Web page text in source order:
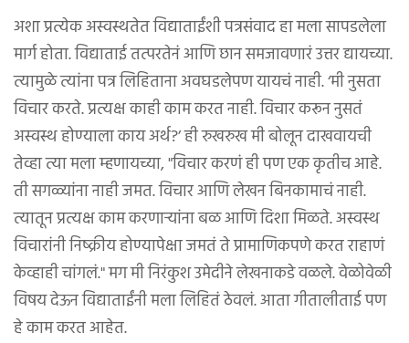
अशा प्रत्येक अस्वस्थतेत विद्याताईंशी पत्रसंवाद हा मला सापडलेला
मार्ग होता. विद्याताई तत्परतेनं आणि छान समजावणारं उत्तर द्यायच्या.
त्यामुळे त्यांना पत्र लिहिताना अवघडलेपण यायचं नाही. ‘मी नुसता
विचार करते. प्रत्यक्ष काही काम करत नाही. विचार करून नुसतं
अस्वस्थ होण्याला काय अर्थ?’ ही रुखरुख मी बोलून दाखवायची
तेव्हा त्या मला म्हणायच्या, "विचार करणं ही पण एक कृतीच आहे.
ती सगळ्यांना नाही जमत. विचार आणि लेखन बिनकामाचं नाही.
त्यातून प्रत्यक्ष काम करणार्‍यांना बळ आणि दिशा मिळते. अस्वस्थ
विचारांनी निष्क्रीय होण्यापेक्षा जमतं ते प्रामाणिकपणे करत राहाणं
केव्हाही चांगलं." मग मी निरंकुश उमेदीने लेखनाकडे वळले. वेळोवेळी
विषय देऊन विद्याताईंनी मला लिहितं ठेवलं. आता गीतालीताई पण
हे काम करत आहेत.